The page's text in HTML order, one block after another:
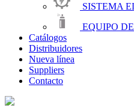
SISTEMA
EQUIPO
Catálogos
Distribuidores
Nueva línea
Suppliers
Contacto